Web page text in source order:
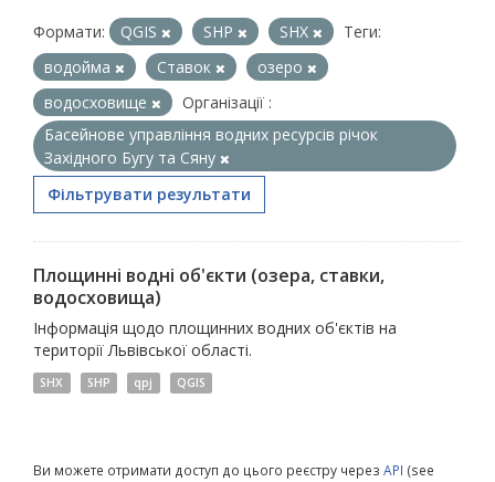
Формати: QGIS SHP SHX
Теги:
водойма
Ставок
озеро
водосховище
Організації :
Басейнове управління водних ресурсів річок
Західного Бугу та Сяну
Фільтрувати результати
Площинні водні об'єкти (озера, ставки,
водосховища)
Інформація щодо площинних водних об'єктів на
території Львівської області.
SHX SHP qpj QGIS
Ви можете отримати доступ до цього реєстру через API (see